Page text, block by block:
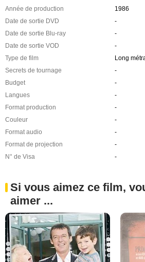
Année de production
1986
Date de sortie DVD
-
Date de sortie Blu-ray
-
Date de sortie VOD
-
Type de film
Long
Secrets de tournage
-
Budget
-
Langues
-
Format production
-
Couleur
-
Format audio
-
Format de projection
-
N° de Visa
-
Si vous aimez ce film,
aimer ...